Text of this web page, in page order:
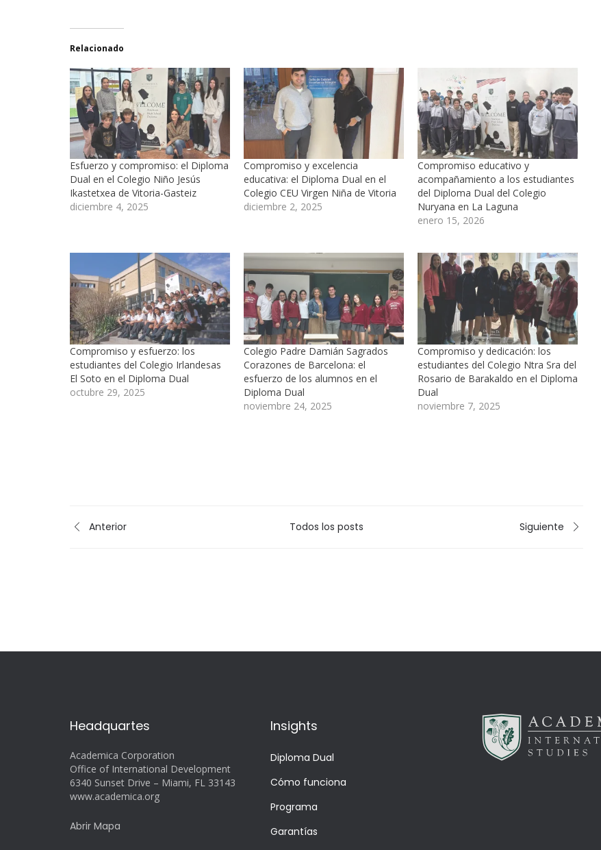
Relacionado
Esfuerzo y compromiso: el Diploma
Dual en el Colegio Niño Jesús
Ikastetxea de Vitoria-Gasteiz
diciembre 4, 2025
Compromiso y excelencia
educativa: el Diploma Dual en el
Colegio CEU Virgen Niña de Vitoria
diciembre 2, 2025
Compromiso educativo y
acompañamiento a los estudiantes
del Diploma Dual del Colegio
Nuryana en La Laguna
enero 15, 2026
Compromiso y esfuerzo: los
estudiantes del Colegio Irlandesas
El Soto en el Diploma Dual
octubre 29, 2025
Colegio Padre Damián Sagrados
Corazones de Barcelona: el
esfuerzo de los alumnos en el
Diploma Dual
noviembre 24, 2025
Compromiso y dedicación: los
estudiantes del Colegio Ntra Sra del
Rosario de Barakaldo en el Diploma
Dual
noviembre 7, 2025
Anterior Todos los posts Siguiente
Headquartes
Academica Corporation
Office of International Development
6340 Sunset Drive – Miami, FL 33143
www.academica.org
Abrir Mapa
Insights
Diploma Dual
Cómo funciona
Programa
Garantías